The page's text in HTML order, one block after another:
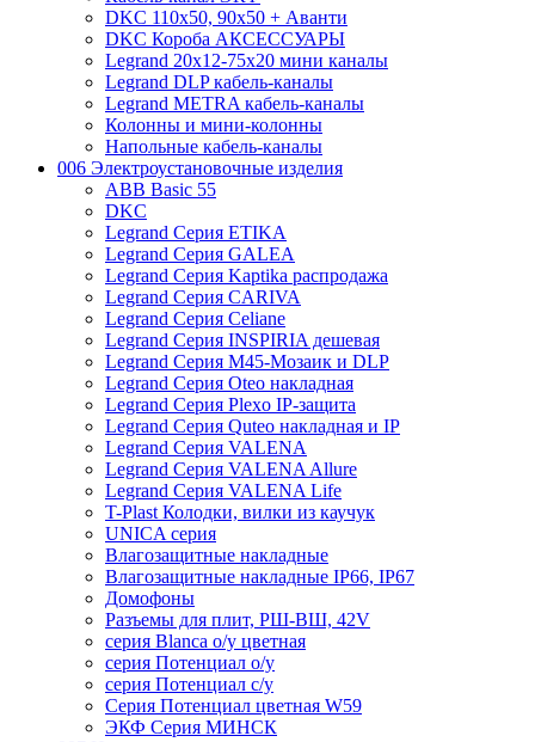
DKC 110х50, 90х50 + Аванти
DKC Короба АКСЕССУАРЫ
Legrand 20х12-75х20 мини каналы
Legrand DLP кабель-каналы
Legrand METRA кабель-каналы
Колонны и мини-колонны
Напольные кабель-каналы
006 Электроустановочные изделия
ABB Basic 55
DKC
Legrand Серия ETIKA
Legrand Серия GALEA
Legrand Серия Kaptika распродажа
Legrand Серия CARIVA
Legrand Серия Celiane
Legrand Серия INSPIRIA дешевая
Legrand Серия M45-Мозаик и DLP
Legrand Серия Oteo накладная
Legrand Серия Plexo IP-защита
Legrand Серия Quteo накладная и IP
Legrand Серия VALENA
Legrand Серия VALENA Allure
Legrand Серия VALENA Life
T-Plast Колодки, вилки из каучук
UNICA серия
Влагозащитные накладные
Влагозащитные накладные IP66, IP67
Домофоны
Разъемы для плит, РШ-ВШ, 42V
серия Blanca о/у цветная
серия Потенциал о/у
серия Потенциал с/у
Серия Потенциал цветная W59
ЭКФ Серия МИНСК